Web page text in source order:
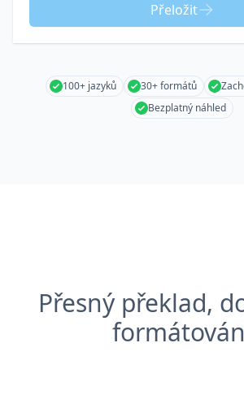
Přeložit
100+ jazyků 30+ formátů
Bezplatný náhled
Přesný překlad,